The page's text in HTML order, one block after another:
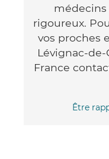
médecins
rigoureux.
vos proches
Lévignac-
France
Être